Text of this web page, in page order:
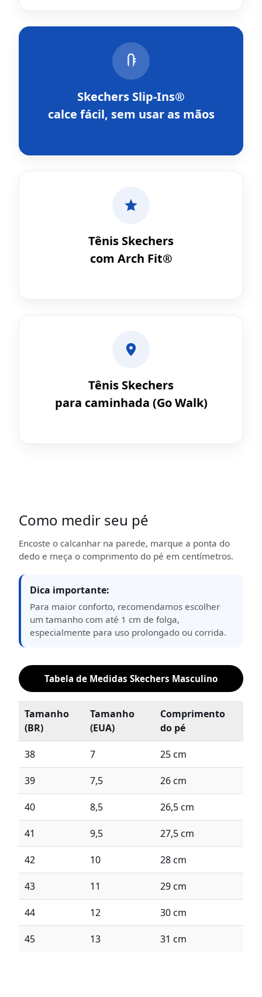
Skechers Slip-Ins®
calce fácil, sem usar as mãos
Tênis Skechers
com Arch Fit®
Tênis Skechers
para caminhada (Go Walk)
Como medir seu pé
Encoste o calcanhar na parede, marque a ponta do
dedo e meça o comprimento do pé em centímetros.
Dica importante:
Para maior conforto, recomendamos escolher
um tamanho com até 1 cm de folga,
especialmente para uso prolongado ou corrida.
Tabela de Medidas Skechers Masculino
Tamanho
(BR)
Tamanho
(EUA)
Comprimento
do pé
38 7 25 cm
39 7,5 26 cm
40 8,5 26,5 cm
41 9,5 27,5 cm
42 10 28 cm
43 11 29 cm
44 12 30 cm
45 13 31 cm